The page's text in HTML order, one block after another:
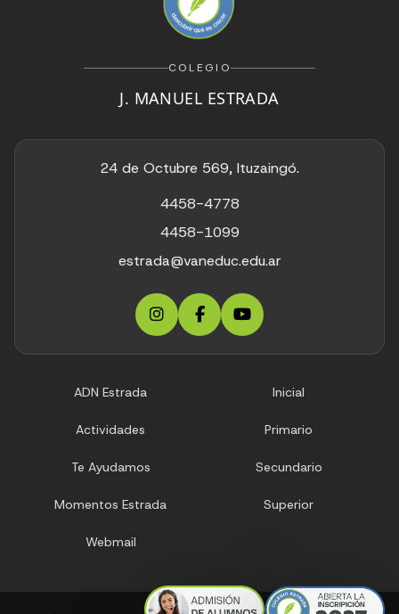
COLEGIO
J. MANUEL ESTRADA
24 de Octubre 569, Ituzaingó.
4458-4778
4458-1099
estrada@vaneduc.edu.ar
ADN Estrada Inicial
Actividades Primario
Te Ayudamos Secundario
Momentos Estrada Superior
Webmail